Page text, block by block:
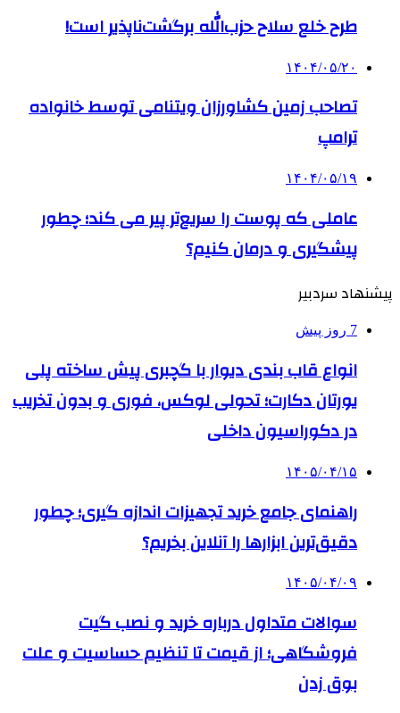
طرح خلع سلاح حزب‌الله برگشت‌ناپذیر است!
۱۴۰۴/۰۵/۲۰
تصاحب زمین کشاورزان ویتنامی توسط خانواده
ترامپ
۱۴۰۴/۰۵/۱۹
عاملی که پوست را سریع‌تر پیر می کند؛ چطور
پیشگیری و درمان کنیم؟
پیشنهاد سردبیر
7 روز پیش
انواع قاب بندی دیوار با گچبری پیش ساخته پلی
یورتان دکارت؛ تحولی لوکس، فوری و بدون تخریب
در دکوراسیون داخلی
۱۴۰۵/۰۴/۱۵
راهنمای جامع خرید تجهیزات اندازه گیری؛ چطور
دقیق‌ترین ابزارها را آنلاین بخریم؟
۱۴۰۵/۰۴/۰۹
سوالات متداول درباره خرید و نصب گیت
فروشگاهی؛ از قیمت تا تنظیم حساسیت و علت
بوق زدن